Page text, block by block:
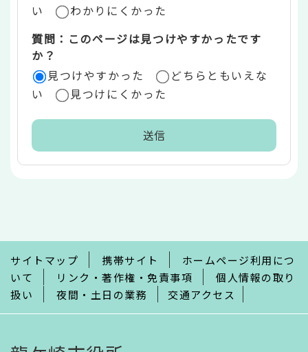
い
わかりにくかった
質問：このページは見つけやすかったです
か？
見つけやすかった
どちらともいえな
い
見つけにくかった
で
サイトマップ 携帯サイト
ホームページ利用につ
いて
リンク・著作権・免責事項
個人情報の取り
扱い
夜間・土日の業務 交通アクセス